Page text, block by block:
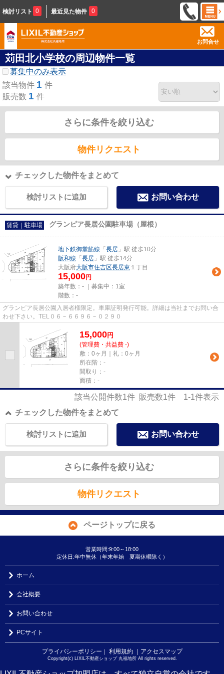
検討リスト 0 最近見た物件 0
お問合せ
苅田北小学校の周辺物件一覧
募集中のみ表示
該当物件 1 件
販売数 1 件
さらに条件を絞り込む
物件リクエスト
チェックした物件をまとめて
検討リストに追加 お問い合わせ
賃貸｜駐車場 グランピア長居公園駐車場（屋根）
地下鉄御堂筋線 「 長居 」駅 徒歩10分
阪和線 「 長居 」駅 徒歩14分
大阪府大阪市住吉区長居東 １丁目
15,000円
築年数：- ｜募集中： 1室
階数：-
グランピア長居公園入居者様限定。車庫証明発行可能。詳細は当社までお問い合
わせ下さい。TEL０６－６６９６－０２９０
15,000円
(管理費・共益費 -)
敷：0ヶ月｜礼：0ヶ月
所在階：-
間取り：-
面積：-
該当公開件数1件 販売数1件 1-1件表示
チェックした物件をまとめて
お問い合わせ
検討リストに追加
さらに条件を絞り込む
物件リクエスト
ページトップに戻る
営業時間:9:00～18:00
定休日:年中無休（年末年始 夏期休暇除く）
ホーム
会社概要
お問い合わせ
PCサイト
プライバシーポリシー ｜ 利用規約 ｜アクセスマップ
Copyright(c) LIXIL不動産ショップ 丸福地所 All rights reserved.